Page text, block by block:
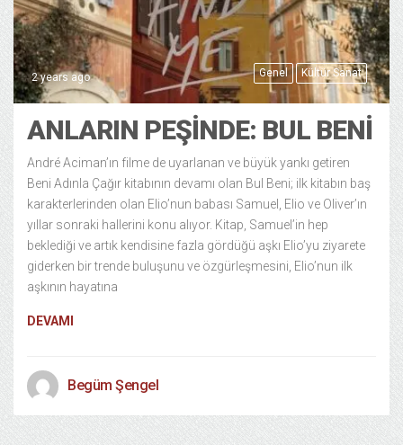
Genel Kültür Sanat
2 years ago
ANLARIN PEŞINDE: BUL BENI
André Aciman’ın filme de uyarlanan ve büyük yankı getiren
Beni Adınla Çağır kitabının devamı olan Bul Beni; ilk kitabın baş
karakterlerinden olan Elio’nun babası Samuel, Elio ve Oliver’ın
yıllar sonraki hallerini konu alıyor. Kitap, Samuel’in hep
beklediği ve artık kendisine fazla gördüğü aşkı Elio’yu ziyarete
giderken bir trende buluşunu ve özgürleşmesini, Elio’nun ilk
aşkının hayatına
DEVAMI
Begüm Şengel